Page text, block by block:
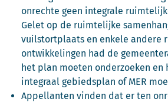
onrechte geen integrale
Gelet op de ruimtelijke
vuilstortplaats en enkele andere
ontwikkelingen had de
het plan moeten onderzoeken en
integraal gebiedsplan of MER
Appellanten vinden dat er ten